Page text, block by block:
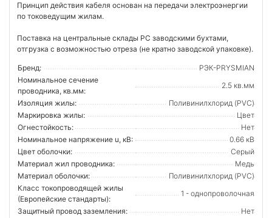
Принцип действия кабеля основан на передачи электроэнергии
по токоведущим жилам.
Поставка на центральные склады РС заводскими бухтами,
отгрузка с возможностью отреза (не кратно заводской упаковке).
Бренд:
РЭК-PRYSMIAN
Номинальное сечение
проводника, кв.мм:
2.5 кв.мм
Изоляция жилы:
Поливинилхлорид (PVC)
Маркировка жилы:
Цвет
Огнестойкость:
Нет
Номинальное напряжение u, кВ:
0.66 кВ
Цвет оболочки:
Серый
Материал жил проводника:
Медь
Материал оболочки:
Поливинилхлорид (PVC)
Класс токопроводящей жилы
(Европейские стандарты):
1 - однопроволочная
Защитный провод заземления:
Нет